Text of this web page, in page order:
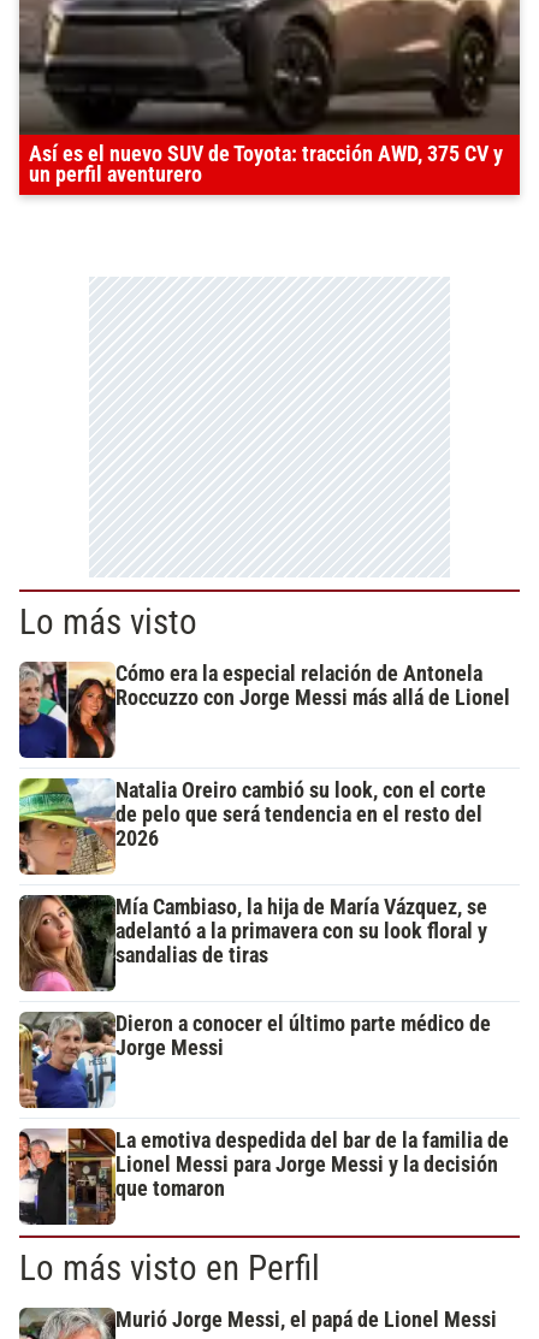
Así es el nuevo SUV de Toyota: tracción AWD, 375 CV y
un perfil aventurero
Lo más visto
Cómo era la especial relación de Antonela
Roccuzzo con Jorge Messi más allá de Lionel
Natalia Oreiro cambió su look, con el corte
de pelo que será tendencia en el resto del
2026
Mía Cambiaso, la hija de María Vázquez, se
adelantó a la primavera con su look floral y
sandalias de tiras
Dieron a conocer el último parte médico de
Jorge Messi
La emotiva despedida del bar de la familia de
Lionel Messi para Jorge Messi y la decisión
que tomaron
Lo más visto en Perfil
Murió Jorge Messi, el papá de Lionel Messi